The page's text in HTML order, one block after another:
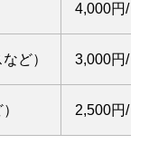
4,000円/㎡
ど） 3,000円/㎡
2,500円/㎡